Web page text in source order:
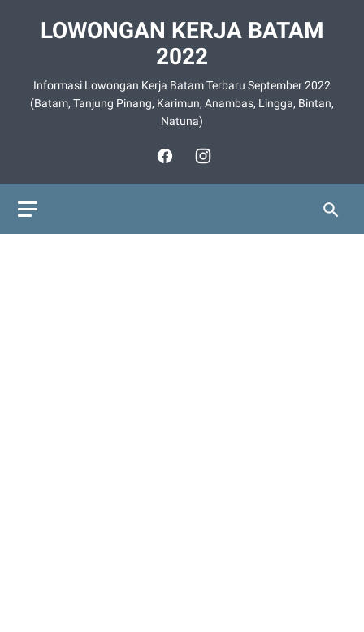
LOWONGAN KERJA BATAM
2022
Informasi Lowongan Kerja Batam Terbaru September 2022
(Batam, Tanjung Pinang, Karimun, Anambas, Lingga, Bintan,
Natuna)